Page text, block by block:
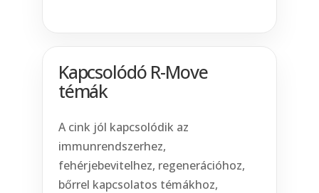
Kapcsolódó R-Move
témák
A cink jól kapcsolódik az
immunrendszerhez,
fehérjebevitelhez, regenerációhoz,
bőrrel kapcsolatos témákhoz,